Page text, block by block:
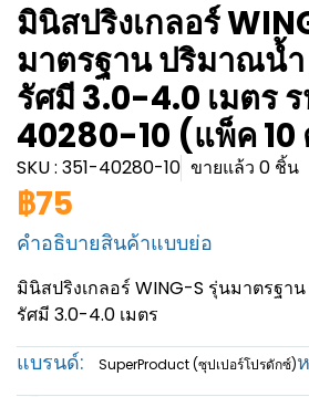
มินิสปริงเกลอร์
มาตรฐาน ปริมาณน้
รัศมี 3.0-4.0 เมตร
40280-10 (แพ็ค 10
SKU : 351-40280-10 ขายแล้ว 0 ชิ้น
฿75
คำอธิบายสินค้าแบบย่อ
มินิสปริงเกลอร์ WING-S รุ่นมาตรฐ
รัศมี 3.0-4.0 เมตร
แบรนด์: SuperProduct (ซุปเปอร์โปรดักซ์)